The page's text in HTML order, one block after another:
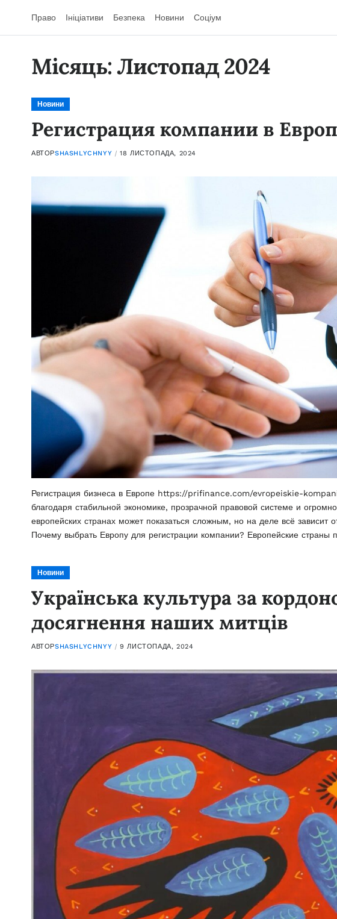
Право Ініціативи Безпека Новини Соціум
Місяць:Листопад 2024
Новини
Регистрация компании в
АВТОРSHASHLYCHNYY 18 ЛИСТОПАДА, 2024
Регистрация бизнеса в Европе https://prifinance.com/evropeiskie-
благодаря стабильной экономике, прозрачной правовой системе и
европейских странах может показаться сложным, но на деле всё зависит
Почему выбрать Европу для регистрации компании? Европейские
Новини
Українська культура за
досягнення наших митців
АВТОРSHASHLYCHNYY 9 ЛИСТОПАДА, 2024